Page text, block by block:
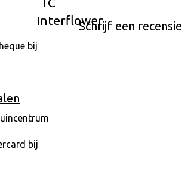
Schrijf een recensie